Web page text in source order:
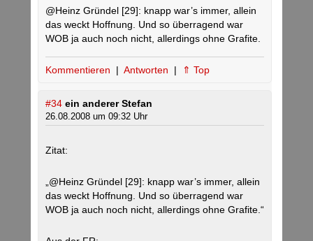
@Heinz Gründel [29]: knapp war’s immer, allein
das weckt Hoffnung. Und so überragend war
WOB ja auch noch nicht, allerdings ohne Grafite.
Kommentieren | Antworten | ⇑ Top
#34 ein anderer Stefan
26.08.2008 um 09:32 Uhr
Zitat:
„@Heinz Gründel [29]: knapp war’s immer, allein
das weckt Hoffnung. Und so überragend war
WOB ja auch noch nicht, allerdings ohne Grafite.“